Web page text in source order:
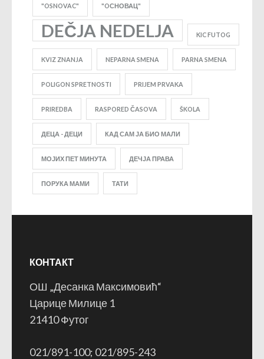
"OSNOVAC" "OСНОВАЦ"
DEČJA NEDELJA KIC FUTOG
KVIZ ZNANJA NEPARNA SMENA PARNA SMENA
POLIGON SPRETNOSTI PRIJEM PRVAKA
PRIREDBA RASPORED ČASOVA ŠKOLA
ДЕЦА - ДЕЦИ КАД САМ ЈА БИО МАЛИ
МОЈИХ ПЕТ МИНУТА ДЕЧЈА ПРАВА
ПОРУКА МАМИ ТАТИ
КОНТАКТ
ОШ „Десанка Максимовић“
Царице Милице 1
21410 Футог
021/891-100; 021/895-243